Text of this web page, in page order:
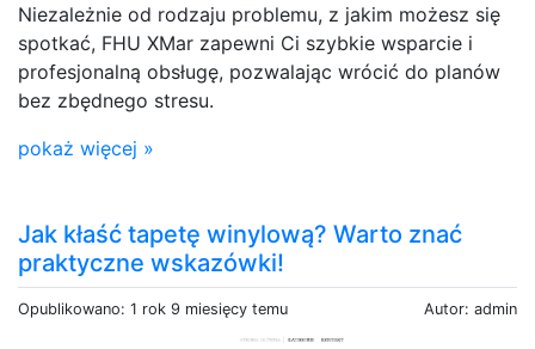
Niezależnie od rodzaju problemu, z jakim możesz się
spotkać, FHU XMar zapewni Ci szybkie wsparcie i
profesjonalną obsługę, pozwalając wrócić do planów
bez zbędnego stresu.
pokaż więcej »
Jak kłaść tapetę winylową? Warto znać
praktyczne wskazówki!
Opublikowano: 1 rok 9 miesięcy temu Autor: admin